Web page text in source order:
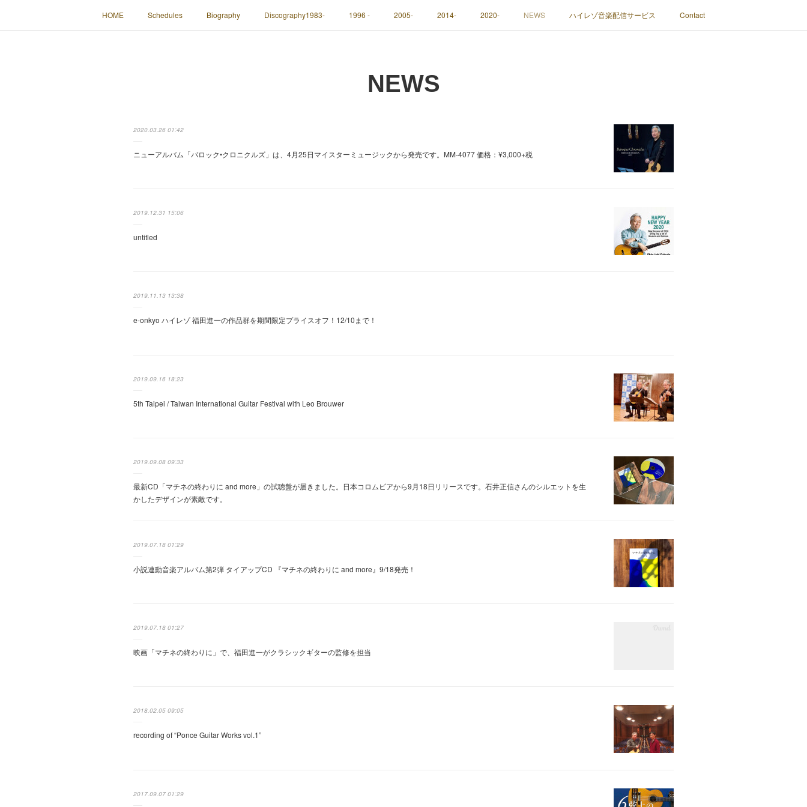
HOME Schedules Biography Discography1983- 1996 - 2005- 2014- 2020- NEWS ハイレゾ音楽配信サービス Contact
NEWS
2020.03.26 01:42
ニューアルバム「バロック•クロニクルズ」は、4月25日マイスターミュージックから発売です。MM-4077 価格：¥3,000+税
2019.12.31 15:06
untitled
2019.11.13 13:38
e-onkyo ハイレゾ 福田進一の作品群を期間限定プライスオフ！12/10まで！
2019.09.16 18:23
5th Taipei / Taiwan International Guitar Festival with Leo Brouwer
2019.09.08 09:33
最新CD「マチネの終わりに and more」の試聴盤が届きました。日本コロムビアから9月18日リリースです。石井正信さんのシルエットを生
かしたデザインが素敵です。
2019.07.18 01:29
小説連動音楽アルバム第2弾 タイアップCD 『マチネの終わりに and more』9/18発売！
2019.07.18 01:27
映画「マチネの終わりに」で、福田進一がクラシックギターの監修を担当
2018.02.05 09:05
recording of “Ponce Guitar Works vol.1”
2017.09.07 01:29